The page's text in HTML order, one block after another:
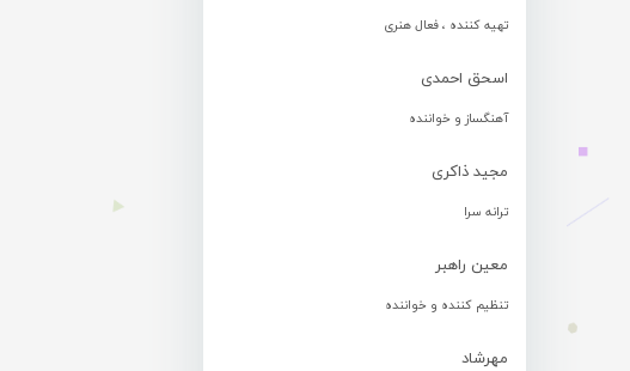
تهیه کننده ، فعال هنری
اسحق احمدی
آهنگساز و خواننده
مجید ذاکری
ترانه سرا
معین راهبر
تنظیم کننده و خواننده
مهرشاد